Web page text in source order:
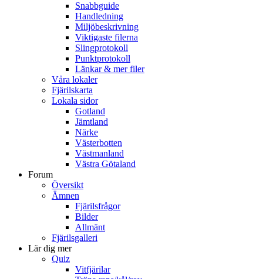
Snabbguide
Handledning
Miljöbeskrivning
Viktigaste filerna
Slingprotokoll
Punktprotokoll
Länkar & mer filer
Våra lokaler
Fjärilskarta
Lokala sidor
Gotland
Jämtland
Närke
Västerbotten
Västmanland
Västra Götaland
Forum
Översikt
Ämnen
Fjärilsfrågor
Bilder
Allmänt
Fjärilsgalleri
Lär dig mer
Quiz
Vitfjärilar